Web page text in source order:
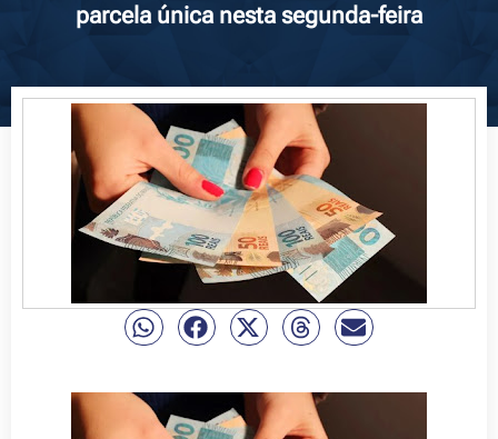
parcela única nesta segunda-feira